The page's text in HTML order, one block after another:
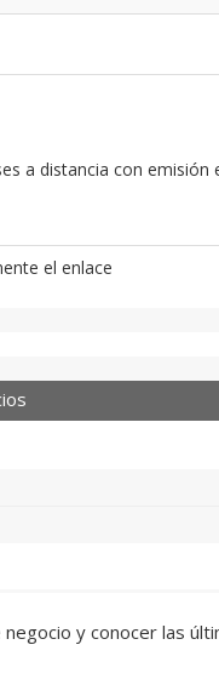
a distancia con emisión
el enlace
y conocer las